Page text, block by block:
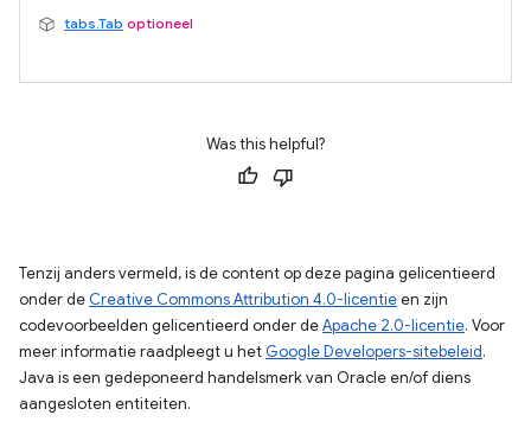
tabs.Tab optioneel
Was this helpful?
Tenzij anders vermeld, is de content op deze pagina gelicentieerd
onder de Creative Commons Attribution 4.0-licentieen zijn
codevoorbeelden gelicentieerd onder deApache 2.0-licentie. Voor
meer informatie raadpleegt u het Google Developers-sitebeleid.
Java is een gedeponeerd handelsmerk van Oracle en/of diens
aangesloten entiteiten.